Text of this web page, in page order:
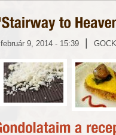
február 9, 2014 - 15:39 | GOCK